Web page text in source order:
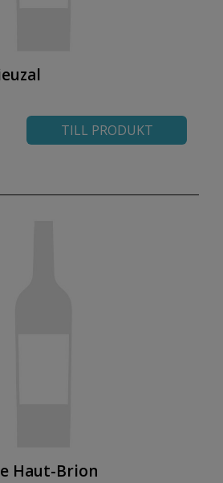
TILL PRODUKT
Haut-Brion